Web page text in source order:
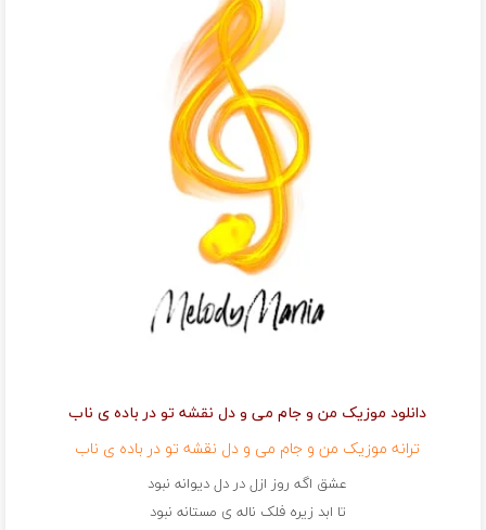
دانلود موزیک من و جام می و دل نقشه تو در باده ی ناب
ترانه موزیک من و جام می و دل نقشه تو در باده ی ناب
عشق اگه روز ازل در دل دیوانه نبود
تا ابد زیره فلک ناله ی مستانه نبود